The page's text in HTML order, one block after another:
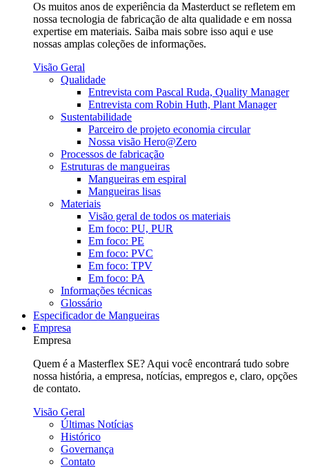
Os muitos anos de experiência da Masterduct se refletem em
nossa tecnologia de fabricação de alta qualidade e em nossa
expertise em materiais. Saiba mais sobre isso aqui e use
nossas amplas coleções de informações.
Visão Geral
Qualidade
Entrevista com Pascal Ruda, Quality Manager
Entrevista com Robin Huth, Plant Manager
Sustentabilidade
Parceiro de projeto economia circular
Nossa visão Hero@Zero
Processos de fabricação
Estruturas de mangueiras
Mangueiras em espiral
Mangueiras lisas
Materiais
Visão geral de todos os materiais
Em foco: PU, PUR
Em foco: PE
Em foco: PVC
Em foco: TPV
Em foco: PA
Informações técnicas
Glossário
Especificador de Mangueiras
Empresa
Empresa
Quem é a Masterflex SE? Aqui você encontrará tudo sobre
nossa história, a empresa, notícias, empregos e, claro, opções
de contato.
Visão Geral
Últimas Notícias
Histórico
Governança
Contato